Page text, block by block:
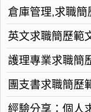
倉庫管理,求職簡
英文求職簡歷範
護理專業求職簡
團支書求職簡歷
經驗分享：個人